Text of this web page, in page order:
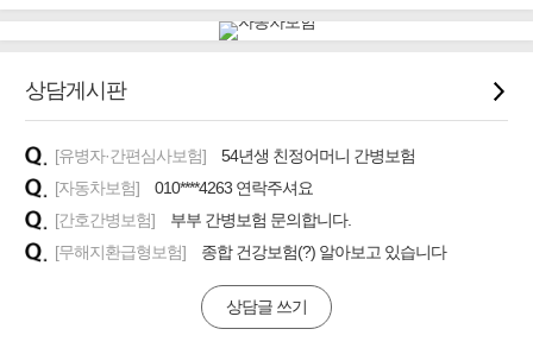
#노후대비 연금재테크!
#임플란트, 치아치료보장
#바뀌기전에 4세대 가입
상담게시판
[유병자·간편심사보험]
54년생 친정어머니 간병보험
[자동차보험]
010****4263 연락주셔요
[간호간병보험]
부부 간병보험 문의합니다.
[무해지환급형보험]
종합 건강보험(?) 알아보고 있습니다
상담글 쓰기